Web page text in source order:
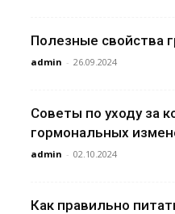
Полезные свойства
admin - 26.09.2024
Советы по уходу за
гормональных
admin - 02.10.2024
Как правильно